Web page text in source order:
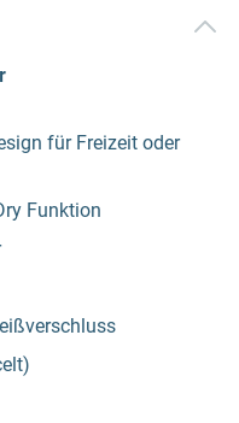
für Freizeit oder
Funktion